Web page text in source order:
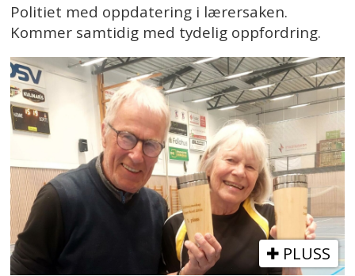
Politiet med oppdatering i lærersaken.
Kommer samtidig med tydelig oppfordring.
PLUSS